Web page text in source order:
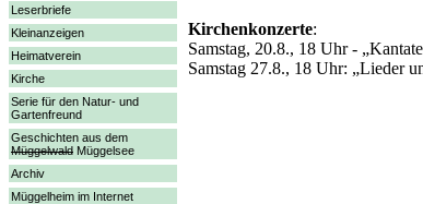
Leserbriefe
Kleinanzeigen
Heimatverein
Kirche
Serie für den Natur- und
Gartenfreund
Geschichten aus dem
Müggelwald Müggelsee
Archiv
Müggelheim im Internet
Kirchenkonzerte:
Samstag, 20.8., 18 Uhr -
Samstag 27.8., 18 Uhr: „Lieder